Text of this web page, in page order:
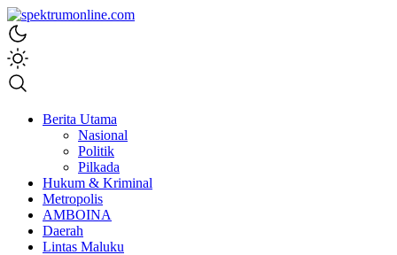
spektrumonline.com
Berita Utama
Nasional
Politik
Pilkada
Hukum & Kriminal
Metropolis
AMBOINA
Daerah
Lintas Maluku